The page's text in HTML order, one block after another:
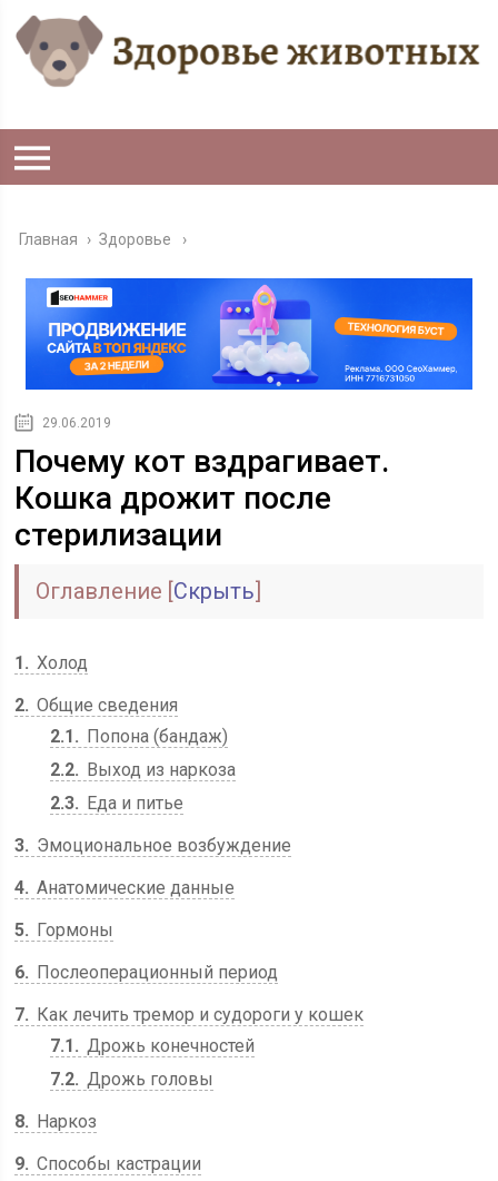
Главная › Здоровье
29.06.2019
Почему кот вздрагивает.
Кошка дрожит после
стерилизации
Оглавление Скрыть
1
Холод
2 Общие сведения
2.1
Попона (бандаж)
2.2
Выход из наркоза
2.3
Еда и питье
3
Эмоциональное возбуждение
4 Анатомические данные
5
Гормоны
6
Послеоперационный период
7
Как лечить тремор и судороги у кошек
7.1
Дрожь конечностей
7.2 Дрожь головы
8
Наркоз
9 Способы кастрации